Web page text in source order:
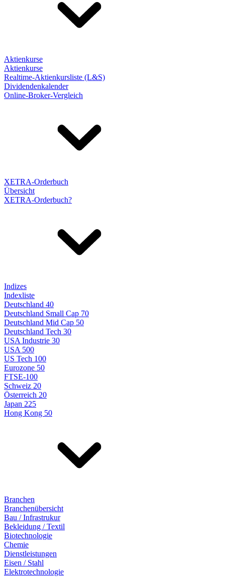
Aktienkurse
Aktienkurse
Realtime-Aktienkursliste (L&S)
Dividendenkalender
Online-Broker-Vergleich
XETRA-Orderbuch
Übersicht
XETRA-Orderbuch?
Indizes
Indexliste
Deutschland 40
Deutschland Small Cap 70
Deutschland Mid Cap 50
Deutschland Tech 30
USA Industrie 30
USA 500
US Tech 100
Eurozone 50
FTSE-100
Schweiz 20
Österreich 20
Japan 225
Hong Kong 50
Branchen
Branchenübersicht
Bau / Infrastrukur
Bekleidung / Textil
Biotechnologie
Chemie
Dienstleistungen
Eisen / Stahl
Elektrotechnologie